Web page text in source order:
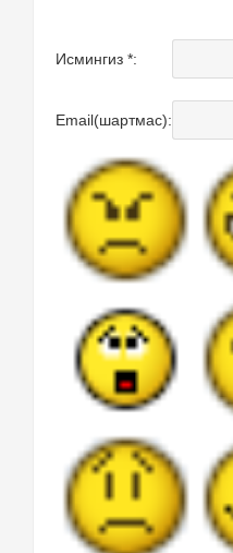
Исмингиз *:
Email(шартмас):